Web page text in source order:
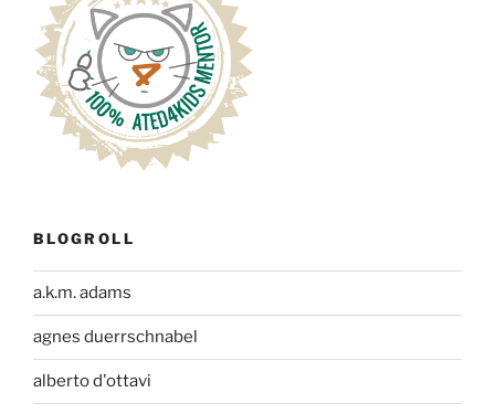
BLOGROLL
a.k.m. adams
agnes duerrschnabel
alberto d'ottavi